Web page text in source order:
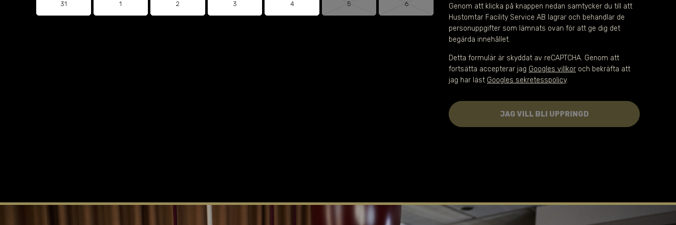
31 1 2 3 4 5 6
Genom att klicka på knappen nedan samtycker du till att
Hustomtar Facility Service AB lagrar och behandlar de
personuppgifter som lämnats ovan för att ge dig det
begärda innehållet.
Detta formulär är skyddat av reCAPTCHA. Genom att
fortsätta accepterar jag Googles villkor och bekräfta att
jag har läst Googles sekretesspolicy.
JAG VILL BLI UPPRINGD